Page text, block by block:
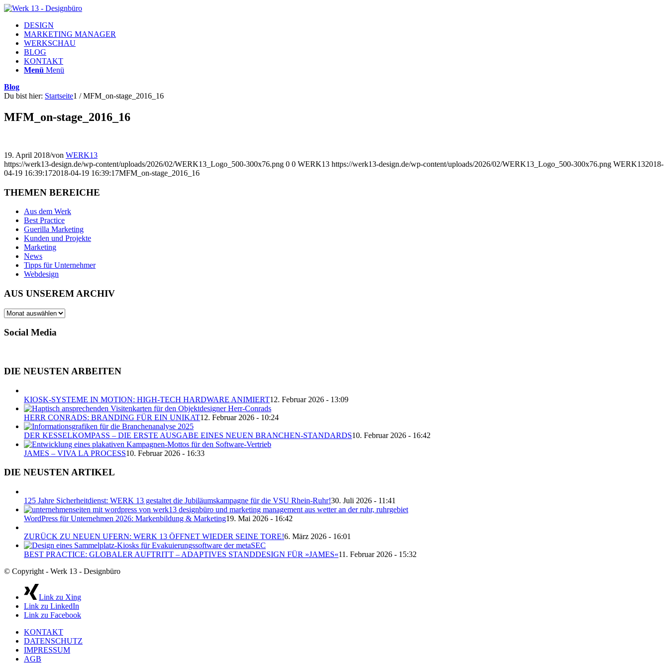
DESIGN
MARKETING MANAGER
WERKSCHAU
BLOG
KONTAKT
Menü Menü
Blog
Du bist hier: Startseite1 / MFM_on-stage_2016_16
MFM_on-stage_2016_16
19. April 2018/von WERK13
https://werk13-design.de/wp-content/uploads/2026/02/WERK13_Logo_500-300x76.png 0 0 WERK13 https://werk13-design.de/wp-content/uploads/2026/02/WERK13_Logo_500-300x76.png WERK132018-
04-19 16:39:172018-04-19 16:39:17MFM_on-stage_2016_16
THEMEN BEREICHE
Aus dem Werk
Best Practice
Guerilla Marketing
Kunden und Projekte
Marketing
News
Tipps für Unternehmer
Webdesign
AUS UNSEREM ARCHIV
AUS
ARCHIV
Social Media
DIE NEUSTEN ARBEITEN
KIOSK-SYSTEME IN MOTION: HIGH-TECH HARDWARE ANIMIERT12. Februar 2026 - 13:09
HERR CONRADS: BRANDING FÜR EIN UNIKAT12. Februar 2026 - 10:24
DER KESSELKOMPASS – DIE ERSTE AUSGABE EINES NEUEN BRANCHEN-STANDARDS10. Februar 2026 - 16:42
JAMES – VIVA LA PROCESS10. Februar 2026 - 16:33
DIE NEUSTEN ARTIKEL
125 Jahre Sicherheitdienst: WERK 13 gestaltet die Jubiläumskampagne für die VSU Rhein-Ruhr!30. Juli 2026 - 11:41
WordPress für Unternehmen 2026: Markenbildung & Marketing19. Mai 2026 - 16:42
ZURÜCK ZU NEUEN UFERN: WERK 13 ÖFFNET WIEDER SEINE TORE!6. März 2026 - 16:01
BEST PRACTICE: GLOBALER AUFTRITT – ADAPTIVES STANDDESIGN FÜR »JAMES«11. Februar 2026 - 15:32
© Copyright - Werk 13 - Designbüro
Link zu Xing
Link zu LinkedIn
Link zu Facebook
KONTAKT
DATENSCHUTZ
IMPRESSUM
AGB